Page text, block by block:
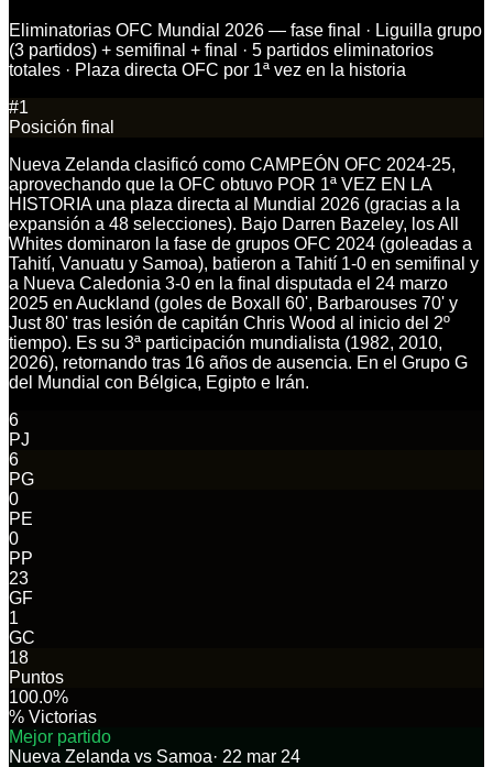
Eliminatorias OFC Mundial 2026 — fase final · Liguilla grupo
(3 partidos) + semifinal + final · 5 partidos eliminatorios
totales · Plaza directa OFC por 1ª vez en la historia
#1
Posición final
Nueva Zelanda clasificó como CAMPEÓN OFC 2024-25,
aprovechando que la OFC obtuvo POR 1ª VEZ EN LA
HISTORIA una plaza directa al Mundial 2026 (gracias a la
expansión a 48 selecciones). Bajo Darren Bazeley, los All
Whites dominaron la fase de grupos OFC 2024 (goleadas a
Tahití, Vanuatu y Samoa), batieron a Tahití 1-0 en semifinal y
a Nueva Caledonia 3-0 en la final disputada el 24 marzo
2025 en Auckland (goles de Boxall 60', Barbarouses 70' y
Just 80' tras lesión de capitán Chris Wood al inicio del 2º
tiempo). Es su 3ª participación mundialista (1982, 2010,
2026), retornando tras 16 años de ausencia. En el Grupo G
del Mundial con Bélgica, Egipto e Irán.
6
PJ
6
PG
0
PE
0
PP
23
GF
1
GC
18
Puntos
100.0%
% Victorias
Mejor partido
Nueva Zelanda vs Samoa· 22 mar 24